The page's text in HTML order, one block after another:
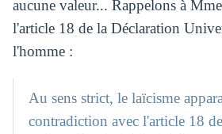
aucune valeur... Rappelons à
l'article 18 de la Déclaration
l'homme :
Au sens strict, le laïcisme
contradiction avec l'article 18